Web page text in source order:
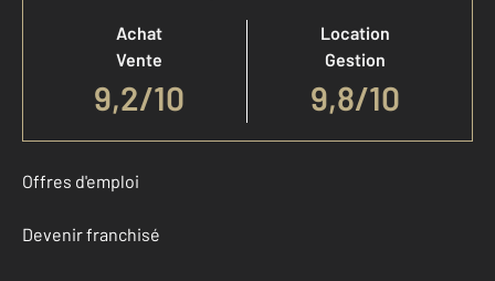
Achat
Vente
9,2/10
Location
Gestion
9,8/10
Offres d'emploi
Devenir franchisé